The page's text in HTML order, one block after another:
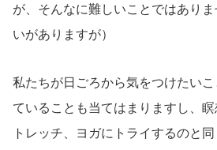
が、そんなに難しいことではあり
いがありますが）
私たちが日ごろから気をつけたい
ていることも当てはまりますし、
トレッチ、ヨガにトライするのと